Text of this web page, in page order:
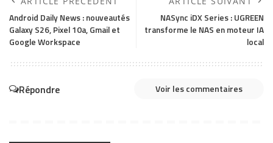
Android Daily News : nouveautés
Galaxy S26, Pixel 10a, Gmail et
Google Workspace
NASync iDX Series : UGREEN
transforme le NAS en moteur IA
local
Répondre Voir les commentaires